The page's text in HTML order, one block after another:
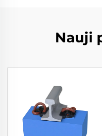
Nauji